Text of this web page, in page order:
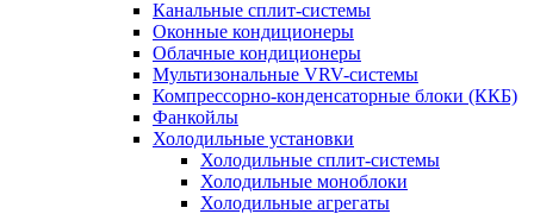
Канальные сплит-системы
Оконные кондиционеры
Облачные кондиционеры
Мультизональные VRV-системы
Компрессорно-конденсаторные блоки (ККБ)
Фанкойлы
Холодильные установки
Холодильные сплит-системы
Холодильные моноблоки
Холодильные агрегаты